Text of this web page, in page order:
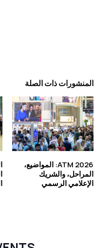
المنشورات ذات الصلة
ATM 2026: المواضيع،
المراحل، والشريك
الإعلامي الرسمي